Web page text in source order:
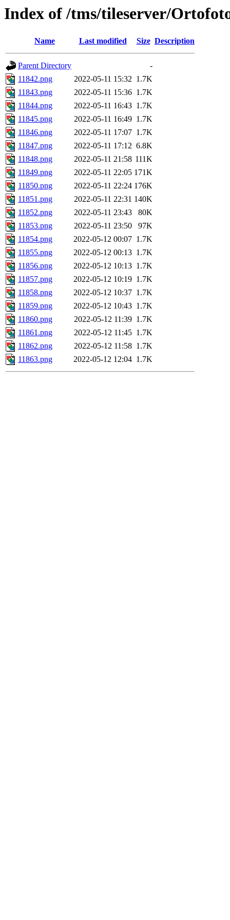
Index of /tms/tileserver/
Name Last modified Size Description
Parent Directory
-
11842.png
2022-05-11 15:32 1.7K
11843.png
2022-05-11 15:36 1.7K
11844.png
2022-05-11 16:43 1.7K
11845.png
2022-05-11 16:49 1.7K
11846.png
2022-05-11 17:07 1.7K
11847.png
2022-05-11 17:12 6.8K
11848.png
2022-05-11 21:58 111K
11849.png
2022-05-11 22:05 171K
11850.png
2022-05-11 22:24 176K
11851.png
2022-05-11 22:31 140K
11852.png
2022-05-11 23:43
80K
11853.png
2022-05-11 23:50
97K
11854.png
2022-05-12 00:07 1.7K
11855.png
2022-05-12 00:13 1.7K
11856.png
2022-05-12 10:13 1.7K
11857.png
2022-05-12 10:19 1.7K
11858.png
2022-05-12 10:37 1.7K
11859.png
2022-05-12 10:43 1.7K
11860.png
2022-05-12 11:39 1.7K
11861.png
2022-05-12 11:45 1.7K
11862.png
2022-05-12 11:58 1.7K
11863.png
2022-05-12 12:04 1.7K